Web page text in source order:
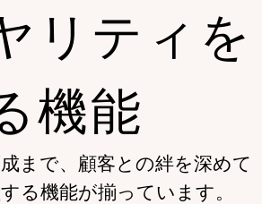
モバイルアプリ
複数店舗との連携
リティを
機能
まで、 顧客との絆を深めて
る機能が揃っています。